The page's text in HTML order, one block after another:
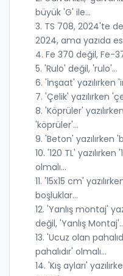
büyük 'G' ile...
3. TS 708, 2024'te
2024, ama yazıda
4. Fe 370 değil, Fe-
5. 'Rulo' değil, 'rulo'...
6. 'İnşaat' yazılırken
7. 'Çelik' yazılırken
8. 'Köprüler'
'köprüler'...
9. 'Beton' yazılırken
10. '120 TL'
olmalı...
11. '15x15 cm'
boşluklar...
12. 'Yanlış montaj'
değil, 'Yanlış
13. 'Ucuz olan
pahalıdır' olmalı...
14. 'Kış ayları'